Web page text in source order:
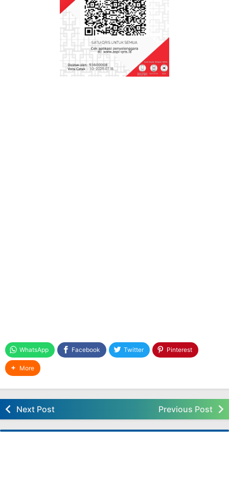
kisi dan kunci jawabannya Semester 1 dan 2
Soal STS PTS Kelas 2 Kurikulum Merdeka dan
Kurikulum 2013 beserta kisi-kisi dan kunci
jawabannya
Soal STS PTS Kelas 1 Kurikulum Merdeka dan
Kurikulum 2013 beserta kisi- kisi dan kunci
Kelas 4 SD FASE B Kurikulum Nasional
Download Modul Ajar Deep Learning
Matematika Kelas 4 SD FASE B Kurikulum
Indonesia Kelas 4 SD FASE B Kurikulum
Nasional.
Download Modul Ajar Deep Learning
WhatsApp Facebook Twitter Pinterest
More
Next Post Previous Post